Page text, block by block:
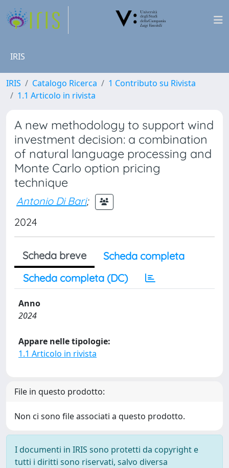
IRIS
IRIS Catalogo Ricerca
1 Contributo su Rivista
1.1 Articolo in rivista
A new methodology to support wind
investment decision: a combination
of natural language processing and
Monte Carlo option pricing
technique
Antonio Di Bari;
2024
Scheda breve
Scheda completa
Scheda completa (DC)
Anno
2024
Appare nelle tipologie:
1.1 Articolo in rivista
File in questo prodotto:
Non ci sono file associati a questo prodotto.
I documenti in IRIS sono protetti da copyright e
tutti i diritti sono riservati, salvo diversa